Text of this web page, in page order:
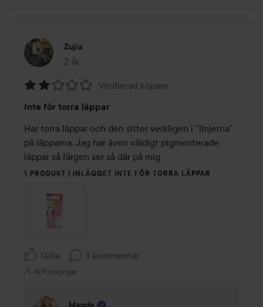
Zujia
2 år
Inlägget skapades 2 år
2
av
5
Verifierad köpare
Inte för torra läppar
Har torra läppar och den sitter verkligen i ”linjerna”
på läpparna. Jag har även väldigt pigmenterade
läppar så färgen ser så där på mig
1 PRODUKT I INLÄGGET INTE FÖR TORRA LÄPPAR
Gilla 1 kommentar
609 visningar
Magda